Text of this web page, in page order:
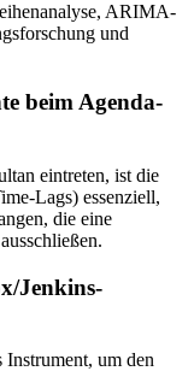
ARIMA-
und
beim Agenda-
eintreten, ist die
Lags) essenziell,
die eine
Jenkins-
um den